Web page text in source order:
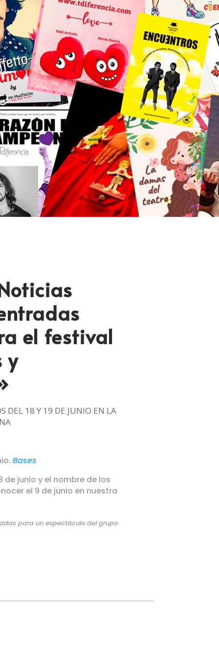
el festival
y
DEL 18 Y 19 DE JUNIO EN LA
Bases
de junio y el nombre de los
el 9 de junio en nuestra
para un espectáculo del grupo